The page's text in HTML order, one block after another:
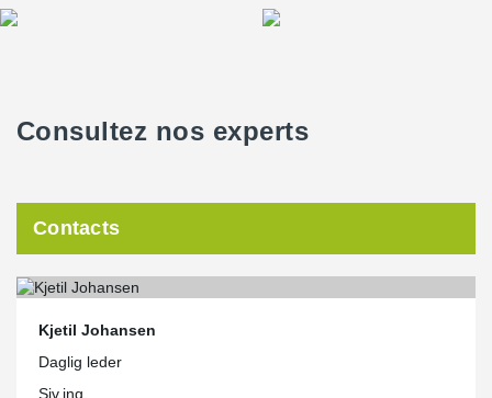
Consultez nos experts
Contacts
Kjetil Johansen
Daglig leder
Siv.ing.